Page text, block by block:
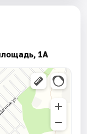
1А